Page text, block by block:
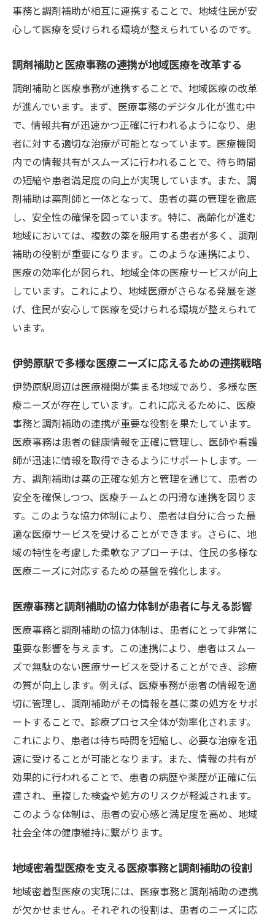
伊勢原駅周辺の医療機関での事務の効率化
地域密着型医療事務の未来への展望
な医療環境
持続可能な医療環境を実現するための取り
組み
地域密着型アプローチの利点と挑戦
医療事務と調剤補助が連携する意義
地域医療の質を高めるための継続的な改善
地域住民にとっての安心な医療環境とは
持続可能な医療環境に向けた未来のビジョ
ン
伊勢原駅周辺での医療事務の役割とその重要性
地域医療の基盤を支える医療事務の重要性
伊勢原駅周辺での医療事務の具体的な役割
医療事務が地域医療に与えるインパクト
地域医療の未来を見据えた医療事務の進化
伊勢原駅周辺の医療事務が直面する課題と
機会
デジタル化が進む中での医療事務と調剤補助の
新たな挑戦
進化する医療技術と医療事務の適応
デジタル化がもたらす医療事務の変革
調剤補助におけるデジタル化の意義と影響
情報技術を活用した医療事務の効率化
デジタル化を通じた患者への新たな価値提
供
未来を見据えたデジタル医療事務のビジョ
ン
献
患者情報管理の重要性とその役割
地域医療における医療情報の安全な管理
情報共有を通じた医療の質向上
電子カルテの活用と医療事務の役割
患者情報管理が地域医療に与える影響
地域医療を支える医療情報管理の未来
調剤補助と医療事務の協力が地域住民に与える
安心感
安心安全な医療を支えるための協力体制
患者への安心感を高める取り組み
医療事務と調剤補助が築く地域医療の信頼
性
事務と調剤補助が相互に連携することで、地域住民が安
心して医療を受けられる環境が整えられているのです。
調剤補助と医療事務の連携が地域医療を改革する
調剤補助と医療事務が連携することで、地域医療の改革
が進んでいます。まず、医療事務のデジタル化が進む中
で、情報共有が迅速かつ正確に行われるようになり、患
者に対する適切な治療が可能となっています。医療機関
内での情報共有がスムーズに行われることで、待ち時間
の短縮や患者満足度の向上が実現しています。また、調
剤補助は薬剤師と一体となって、患者の薬の管理を徹底
し、安全性の確保を図っています。特に、高齢化が進む
地域においては、複数の薬を服用する患者が多く、調剤
補助の役割が重要になります。このような連携により、
医療の効率化が図られ、地域全体の医療サービスが向上
しています。これにより、地域医療がさらなる発展を遂
げ、住民が安心して医療を受けられる環境が整えられて
います。
伊勢原駅で多様な医療ニーズに応えるための連携戦略
伊勢原駅周辺は医療機関が集まる地域であり、多様な医
療ニーズが存在しています。これに応えるために、医療
事務と調剤補助の連携が重要な役割を果たしています。
医療事務は患者の健康情報を正確に管理し、医師や看護
師が迅速に情報を取得できるようにサポートします。一
方、調剤補助は薬の正確な処方と管理を通じて、患者の
安全を確保しつつ、医療チームとの円滑な連携を図りま
す。このような協力体制により、患者は自分に合った最
適な医療サービスを受けることができます。さらに、地
域の特性を考慮した柔軟なアプローチは、住民の多様な
医療ニーズに対応するための基盤を強化します。
医療事務と調剤補助の協力体制が患者に与える影響
医療事務と調剤補助の協力体制は、患者にとって非常に
重要な影響を与えます。この連携により、患者はスムー
ズで無駄のない医療サービスを受けることができ、診療
の質が向上します。例えば、医療事務が患者の情報を適
切に管理し、調剤補助がその情報を基に薬の処方をサポ
ートすることで、診療プロセス全体が効率化されます。
これにより、患者は待ち時間を短縮し、必要な治療を迅
速に受けることが可能となります。また、情報の共有が
効果的に行われることで、患者の病歴や薬歴が正確に伝
達され、重複した検査や処方のリスクが軽減されます。
このような体制は、患者の安心感と満足度を高め、地域
社会全体の健康維持に繋がります。
地域密着型医療を支える医療事務と調剤補助の役割
地域密着型医療の実現には、医療事務と調剤補助の連携
が欠かせません。それぞれの役割は、患者のニーズに応